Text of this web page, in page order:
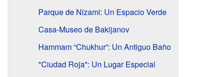
Parque de Nizami: Un Espacio Verde
Casa-Museo de Bakijanov
Hammam “Chukhur”: Un Antiguo Baño
"Ciudad Roja": Un Lugar Especial